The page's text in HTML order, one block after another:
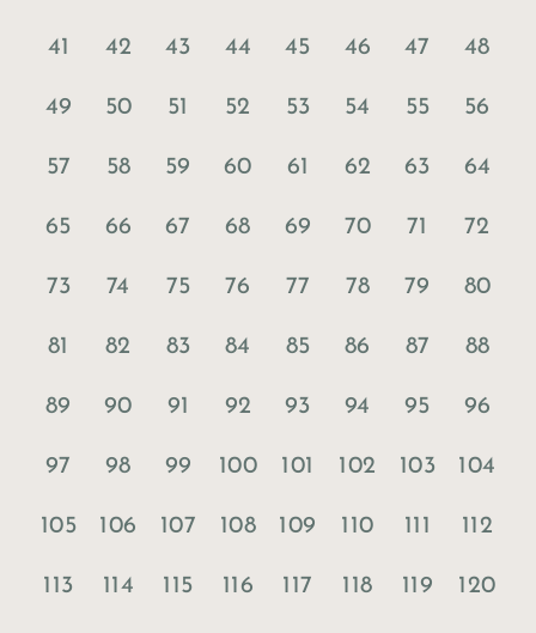
41 42 43 44 45 46 47 48
49 50 51 52 53 54 55 56
57 58 59 60 61 62 63 64
65 66 67 68 69 70 71 72
73 74 75 76 77 78 79 80
81 82 83 84 85 86 87 88
89 90 91 92 93 94 95 96
97 98 99 100 101 102 103 104
105 106 107 108 109 110 111 112
113 114 115 116 117 118 119 120